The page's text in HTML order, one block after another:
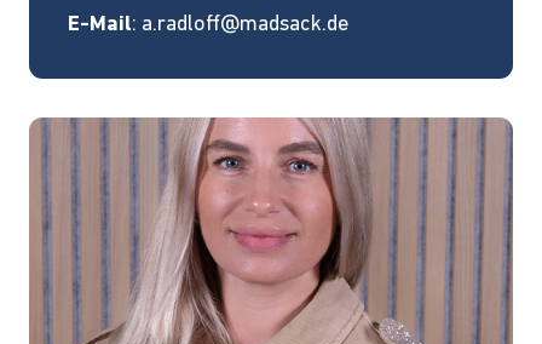
E-Mail: a.radloff@madsack.de